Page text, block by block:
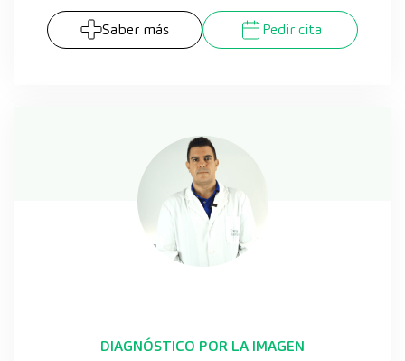
Saber más Pedir cita
DIAGNÓSTICO POR LA IMAGEN